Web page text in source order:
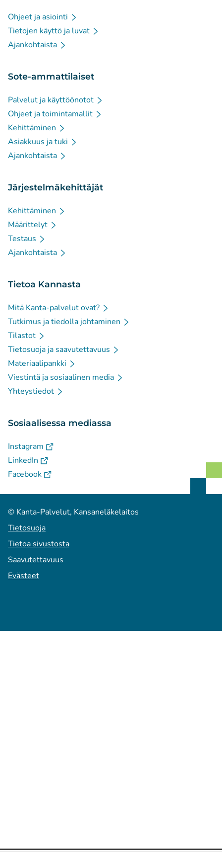
Ohjeet ja asiointi
Tietojen käyttö ja luvat
Ajankohtaista
Sote-ammattilaiset
Palvelut ja käyttöönotot
Ohjeet ja toimintamallit
Kehittäminen
Asiakkuus ja tuki
Ajankohtaista
Järjestelmäkehittäjät
Kehittäminen
Määrittelyt
Testaus
Ajankohtaista
Tietoa Kannasta
Mitä Kanta-palvelut ovat?
Tutkimus ja tiedolla johtaminen
Tilastot
Tietosuoja ja saavutettavuus
Materiaalipankki
Viestintä ja sosiaalinen media
Yhteystiedot
Sosiaalisessa mediassa
Instagram Avautuu uuteen välilehteen
LinkedIn Avautuu uuteen välilehteen
Facebook( Avautuu uuteen välilehteen
© Kanta-Palvelut, Kansaneläkelaitos
Tietosuoja
Tietoa sivustosta
Saavutettavuus
Evästeet